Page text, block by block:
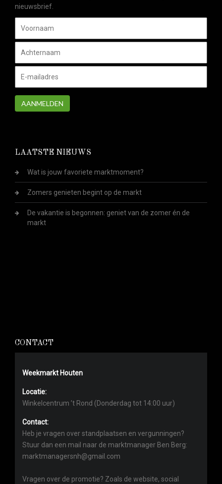
nieuwsbrief.
AANMELDEN
LAATSTE NIEUWS
Wat is jouw favoriete marktmoment?
Zomers genieten begint op de markt
De vakantie is begonnen: geniet van de zomer én de
markt
CONTACT
Weekmarkt Houten
Locatie:
Winkelcentrum ’t Rond (Donderdag tot 14:00 uur)
Contact:
Heb je vragen over standplaatsen en vergunningen?
Stuur dan een mail naar de marktmanager Ben Berg:
marktmanagersnh@gmail.com
Vragen over de promotie? Zoals de website, social